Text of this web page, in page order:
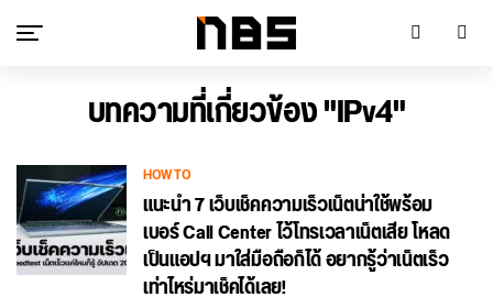
บทความที่เกี่ยวข้อง "IPv4"
HOW TO
แนะนำ 7 เว็บเช็คความเร็วเน็ตน่าใช้พร้อม
เบอร์ Call Center ไว้โทรเวลาเน็ตเสีย โหลด
เป็นแอปฯ มาใส่มือถือก็ได้ อยากรู้ว่าเน็ตเร็ว
เท่าไหร่มาเช็คได้เลย!